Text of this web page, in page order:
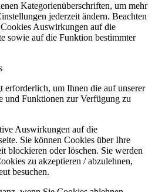
Kategorienüberschriften, um mehr
jederzeit ändern. Beachten
Auswirkungen auf die
sowie auf die Funktion bestimmter
erforderlich, um Ihnen die auf unserer
und Funktionen zur Verfügung zu
Auswirkungen auf die
Sie können Cookies über Ihre
blockieren oder löschen. Sie werden
zu akzeptieren / abzulehnen,
besuchen.